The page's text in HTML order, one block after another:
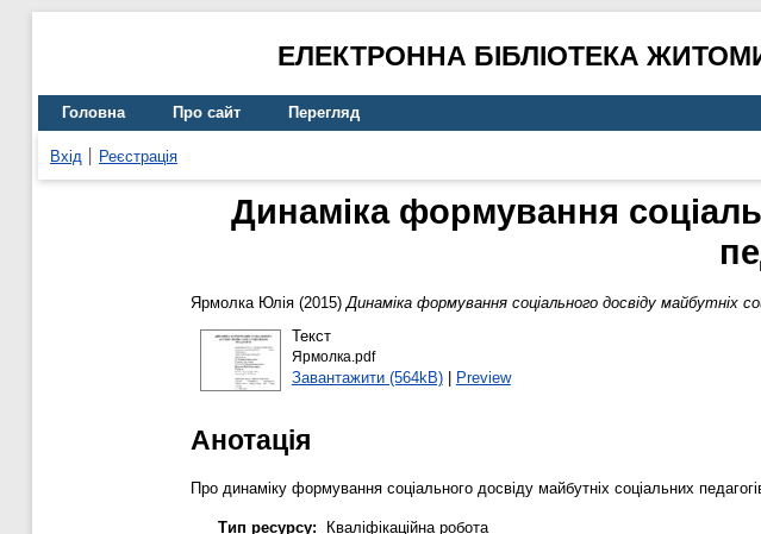
ЕЛЕКТРОННА БІБЛІОТЕКА
Головна Про сайт Перегляд
Вхід Реєстрація
Динаміка формування
Ярмолка Юлія (2015)Динаміка формування соціального досвіду майбутніх
Текст
Ярмолка.pdf
Завантажити (564kB)| Preview
Анотація
Про динаміку формування соціального досвіду майбутніх соціальних
Тип ресурсу:
Кваліфікаційна робота